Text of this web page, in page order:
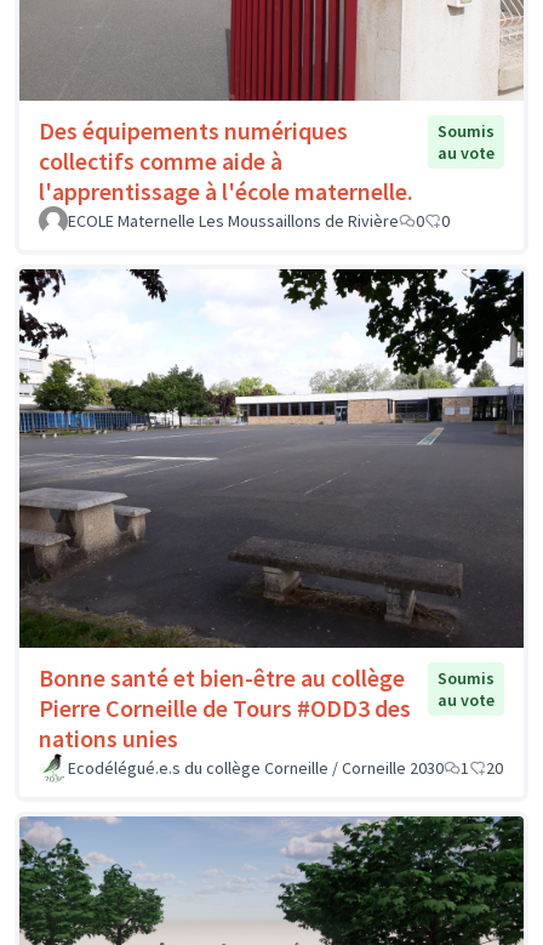
Des équipements numériques
collectifs comme aide à
l'apprentissage à l'école maternelle.
Soumis
au vote
ECOLE Maternelle Les Moussaillons de Rivière 0 0
Bonne santé et bien-être au collège
Pierre Corneille de Tours #ODD3 des
nations unies
Soumis
au vote
Ecodélégué.e.s du collège Corneille / Corneille 2030 1 20